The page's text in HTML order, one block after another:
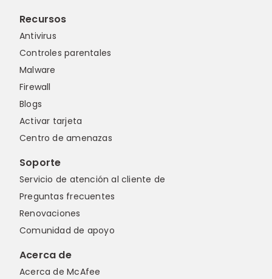
Recursos
Antivirus
Controles parentales
Malware
Firewall
Blogs
Activar tarjeta
Centro de amenazas
Soporte
Servicio de atención al cliente de
Preguntas frecuentes
Renovaciones
Comunidad de apoyo
Acerca de
Acerca de McAfee